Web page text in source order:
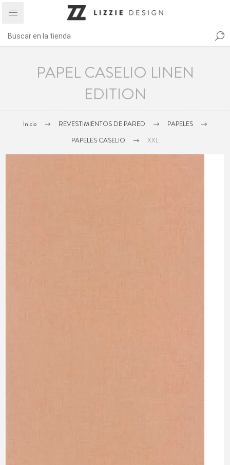
PAPEL CASELIO LINEN
EDITION
Inicio REVESTIMIENTOS DE PARED
PAPELES
PAPELES CASELIO
XXL